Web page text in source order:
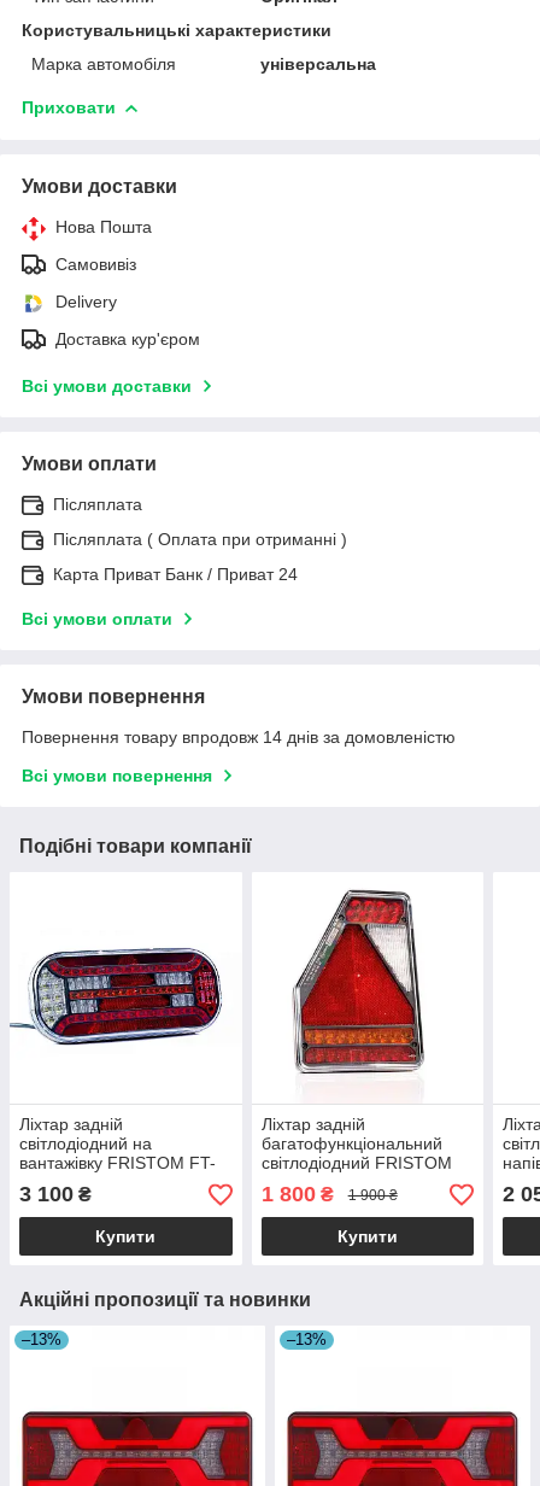
Користувальницькі характеристики
Марка автомобіля
універсальна
Приховати
Умови доставки
Нова Пошта
Самовивіз
Delivery
Доставка кур'єром
Всі умови доставки
Умови оплати
Післяплата
Післяплата ( Оплата при отриманні )
Карта Приват Банк / Приват 24
Всі умови оплати
Умови повернення
Повернення товару впродовж 14 днів за домовленістю
Всі умови повернення
Подібні товари компанії
Ліхтар задній
світлодіодний на
вантажівку FRISTOM FT-
610 P LED DI правий
3 100 ₴
Купити
Ліхтар задній
багатофункціональний
світлодіодний FRISTOM
FT-277 L LED лівий
1 800₴ 1 900 ₴
Купити
LED
2
Акційні пропозиції та новинки
–13% –13%